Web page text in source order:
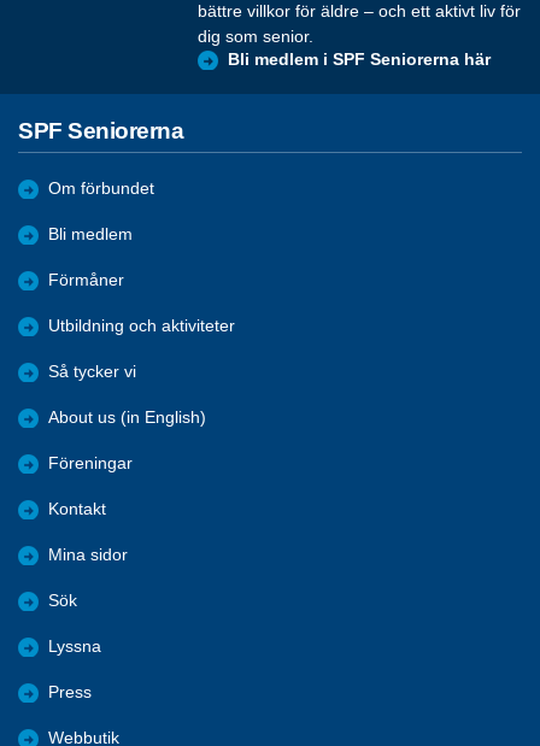
bättre villkor för äldre – och ett aktivt liv för
dig som senior.
Bli medlem i SPF Seniorerna här
SPF Seniorerna
Om förbundet
Bli medlem
Förmåner
Utbildning och aktiviteter
Så tycker vi
About us (in English)
Föreningar
Kontakt
Mina sidor
Sök
Lyssna
Press
Webbutik